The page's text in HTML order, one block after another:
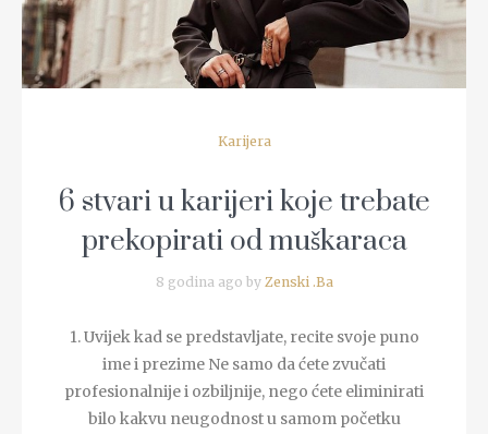
Karijera
6 stvari u karijeri koje trebate
prekopirati od muškaraca
8 godina ago by Zenski .Ba
1. Uvijek kad se predstavljate, recite svoje puno
ime i prezime Ne samo da ćete zvučati
profesionalnije i ozbiljnije, nego ćete eliminirati
bilo kakvu neugodnost u samom početku